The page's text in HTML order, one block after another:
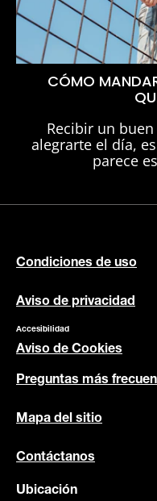
CÓMO
Recibir un
alegrarte el día,
parece
Condiciones de uso
Aviso de privacidad
Accesibilidad
Aviso de Cookies
Preguntas más
Mapa del sitio
Contáctanos
Ubicación